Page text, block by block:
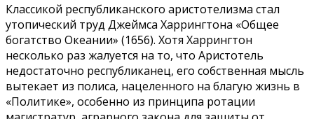
Классикой республиканского аристотелизма стал
утопический труд Джеймса Харрингтона «Общее
богатство Океании» (1656). Хотя Харрингтон
несколько раз жалуется на то, что Аристотель
недостаточно республиканец, его собственная мысль
вытекает из полиса, нацеленного на благую жизнь в
«Политике», особенно из принципа ротации